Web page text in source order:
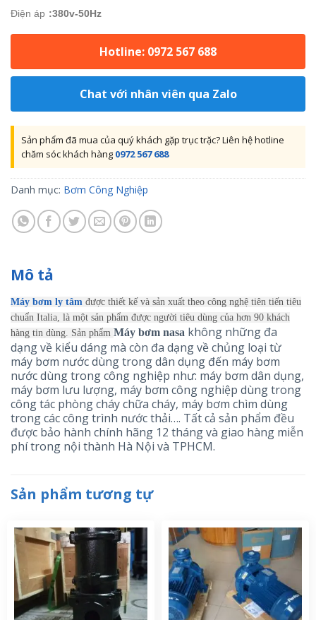
Điện áp :380v-50Hz
Hotline: 0972 567 688
Chat với nhân viên qua Zalo
Sản phẩm đã mua của quý khách gặp trục trặc? Liên hệ hotline
chăm sóc khách hàng 0972 567 688
Danh mục: Bơm Công Nghiệp
Mô tả
Máy bơm ly tâm được thiết kế và sản xuất theo công nghệ tiên tiến tiêu
chuẩn Italia, là một sản phẩm được người tiêu dùng của hơn 90 khách
hàng tin dùng. Sản phẩm Máy bơm nasa không những đa
dạng về kiểu dáng mà còn đa dạng về chủng loại từ
máy bơm nước dùng trong dân dụng đến máy bơm
nước dùng trong công nghiệp như: máy bơm dân dụng,
máy bơm lưu lượng, máy bơm công nghiệp dùng trong
công tác phòng cháy chữa cháy, máy bơm chìm dùng
trong các công trình nước thải…. Tất cả sản phẩm đều
được bảo hành chính hãng 12 tháng và giao hàng miễn
phí trong nội thành Hà Nội và TPHCM.
Sản phẩm tương tự